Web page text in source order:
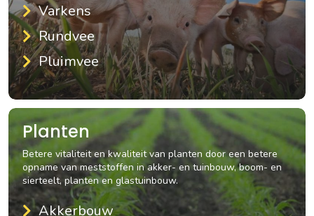
Varkens
Rundvee
Pluimvee
Planten
Betere vitaliteit en kwaliteit van planten door een betere
opname van meststoffen in akker- en tuinbouw, boom- en
sierteelt, planten en glastuinbouw.
Akkerbouw